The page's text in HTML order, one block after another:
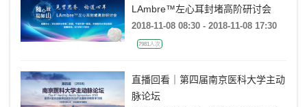
LAmbre™左心耳封堵高阶研讨会
2018-11-08 08:30 - 2018-11-08 17:30
7981人次
直播回看｜第四届南京医科大学主动
脉论坛